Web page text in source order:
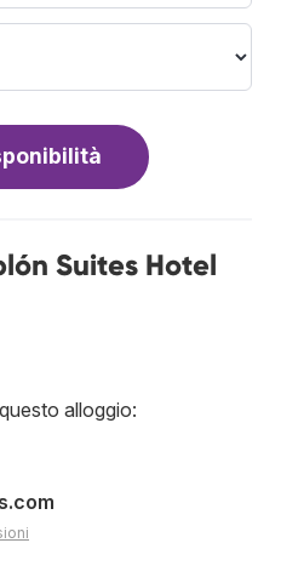
Suites Hotel
alloggio: